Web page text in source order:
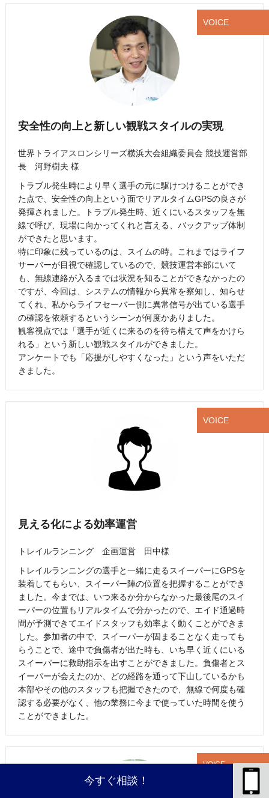
今すぐ相談！
安全性の向上と新しい観戦スタイルの実現
世界トライアスロンシリーズ横浜大会組織委員会 競技運営部
長 河野樹夫 様
トラブル発生時により早く選手の元に駆けつけることができ
た点で、安全性の向上という面でリアルタイムGPSの良さが
発揮されました。トラブル発生時、近くにいるスタッフを無
線で呼び、現場に向かってくれと言える、バックアップ体制
ができたと思います。
特に印象に残っているのは、スイムの時。これまではライフ
サーバーが目視で確認しているので、競技運営本部にいて
も、無線連絡が入るまでは状況を知ることができなかったの
ですが、今回は、システムの情報から異常を察知し、知らせ
てくれ、私からライフセーバー側に異常信号が出ている選手
の確認を依頼するというシーンが何度かありました。
観客視点では「選手が近くに来るのを待ち構えて声をかけら
れる」という新しい観戦スタイルができました。
アンケートでも「応援がしやすくなった」という声をいただ
きました。
VOICE
見える化による効率運営
トレイルランニング 企画運営 田中様
トレイルランニングの選手と一緒に走るスイーパーにGPSを
装着してもらい、スイーパー陣の位置を把握することができ
ました。今までは、いつ来るか分からなかった最後尾のスイ
ーパーの位置もリアルタイムで分かったので、エイド通過時
間が予測できてエイドスタッフも効率よく動くことができま
した。参加者の中で、スイーパーが固まることなく走っても
らうことで、途中で負傷者が出た時も、いち早く近くにいる
スイーパーに救助指示を出すことができました。負傷者とス
イーパーが会えたのか、どの経路を通って下山しているかも
本部やその他のスタッフも把握できたので、無線で何度も確
認する必要がなく、他の業務に今まで使っていた時間を使う
ことができました。
VOICE
VOICE